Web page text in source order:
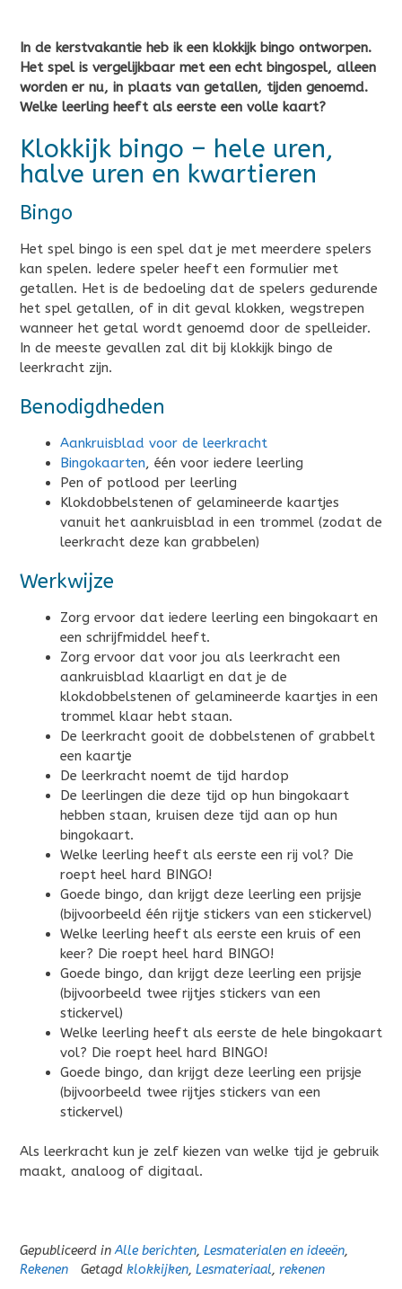
In de kerstvakantie heb ik een klokkijk bingo ontworpen.
Het spel is vergelijkbaar met een echt bingospel, alleen
worden er nu, in plaats van getallen, tijden genoemd.
Welke leerling heeft als eerste een volle kaart?
Klokkijk bingo – hele uren,
halve uren en kwartieren
Bingo
Het spel bingo is een spel dat je met meerdere spelers
kan spelen. Iedere speler heeft een formulier met
getallen. Het is de bedoeling dat de spelers gedurende
het spel getallen, of in dit geval klokken, wegstrepen
wanneer het getal wordt genoemd door de spelleider.
In de meeste gevallen zal dit bij klokkijk bingo de
leerkracht zijn.
Benodigdheden
Aankruisblad voor de leerkracht
Bingokaarten, één voor iedere leerling
Pen of potlood per leerling
Klokdobbelstenen of gelamineerde kaartjes
vanuit het aankruisblad in een trommel (zodat de
leerkracht deze kan grabbelen)
Werkwijze
Zorg ervoor dat iedere leerling een bingokaart en
een schrijfmiddel heeft.
Zorg ervoor dat voor jou als leerkracht een
aankruisblad klaarligt en dat je de
klokdobbelstenen of gelamineerde kaartjes in een
trommel klaar hebt staan.
De leerkracht gooit de dobbelstenen of grabbelt
een kaartje
De leerkracht noemt de tijd hardop
De leerlingen die deze tijd op hun bingokaart
hebben staan, kruisen deze tijd aan op hun
bingokaart.
Welke leerling heeft als eerste een rij vol? Die
roept heel hard BINGO!
Goede bingo, dan krijgt deze leerling een prijsje
(bijvoorbeeld één rijtje stickers van een stickervel)
Welke leerling heeft als eerste een kruis of een
keer? Die roept heel hard BINGO!
Goede bingo, dan krijgt deze leerling een prijsje
(bijvoorbeeld twee rijtjes stickers van een
stickervel)
Welke leerling heeft als eerste de hele bingokaart
vol? Die roept heel hard BINGO!
Goede bingo, dan krijgt deze leerling een prijsje
(bijvoorbeeld twee rijtjes stickers van een
stickervel)
Als leerkracht kun je zelf kiezen van welke tijd je gebruik
maakt, analoog of digitaal.
Gepubliceerd inAlle berichten, Lesmaterialen en ideeën,
Rekenen
Getagd klokkijken, Lesmateriaal, rekenen